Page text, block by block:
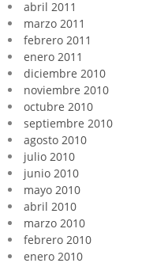
abril 2011
marzo 2011
febrero 2011
enero 2011
diciembre 2010
noviembre 2010
octubre 2010
septiembre 2010
agosto 2010
julio 2010
junio 2010
mayo 2010
abril 2010
marzo 2010
febrero 2010
enero 2010